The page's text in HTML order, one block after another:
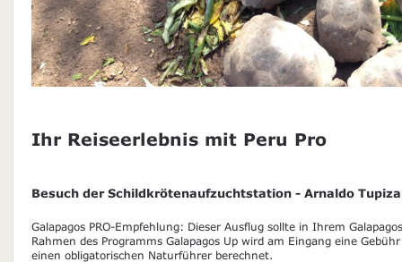
Ihr Reiseerlebnis mit Peru Pro
Besuch der Schildkrötenaufzuchtstation - Arnaldo Tupiza
Galapagos PRO-Empfehlung: Dieser Ausflug sollte in Ihrem
Rahmen des Programms Galapagos Up wird am Eingang eine
einen obligatorischen Naturführer berechnet.